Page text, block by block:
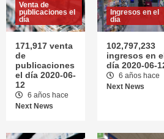
1
Venta de publicaciones el día
171,917 venta de
Ingresos en el día
102,797,233 ingresos
Venta de
publicaciones el
día
171,917 venta
de
publicaciones
el día 2020-06-
12
6 años hace
Next News
Ingresos en el
día
102,797,233
ingresos en
día 2020-06-
6 años hace
Next News